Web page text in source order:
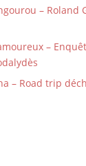
– Roland
–
– Road trip